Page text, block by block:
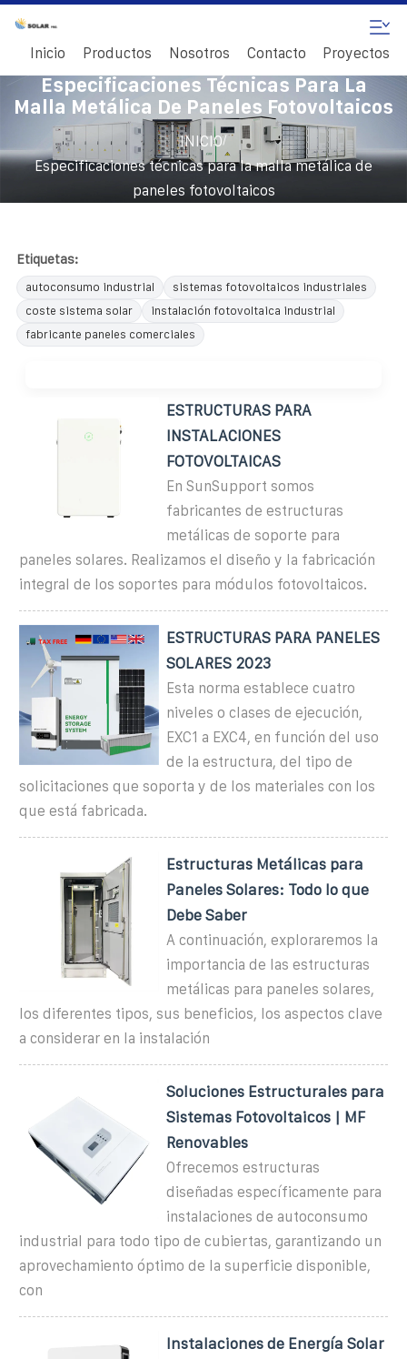
Inicio Productos Nosotros Contacto Proyectos
Especificaciones Técnicas Para La
Malla Metálica De Paneles Fotovoltaicos
INICIO/
Especificaciones técnicas para la malla metálica de
paneles fotovoltaicos
Etiquetas:
autoconsumo industrial
sistemas fotovoltaicos industriales
coste sistema solar
instalación fotovoltaica industrial
fabricante paneles comerciales
ESTRUCTURAS PARA
INSTALACIONES
FOTOVOLTAICAS
En SunSupport somos
fabricantes de estructuras
metálicas de soporte para
paneles solares. Realizamos el diseño y la fabricación
integral de los soportes para módulos fotovoltaicos.
ESTRUCTURAS PARA PANELES
SOLARES 2023
Esta norma establece cuatro
niveles o clases de ejecución,
EXC1 a EXC4, en función del uso
de la estructura, del tipo de
solicitaciones que soporta y de los materiales con los
que está fabricada.
Estructuras Metálicas para
Paneles Solares: Todo lo que
Debe Saber
A continuación, exploraremos la
importancia de las estructuras
metálicas para paneles solares,
los diferentes tipos, sus beneficios, los aspectos clave
a considerar en la instalación
Soluciones Estructurales para
Sistemas Fotovoltaicos | MF
Renovables
Ofrecemos estructuras
diseñadas específicamente para
instalaciones de autoconsumo
industrial para todo tipo de cubiertas, garantizando un
aprovechamiento óptimo de la superficie disponible,
con
Instalaciones de Energía Solar